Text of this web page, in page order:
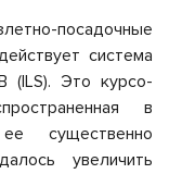
посадочные
система
(ILS). Это курсо-
в
существенно
увеличить